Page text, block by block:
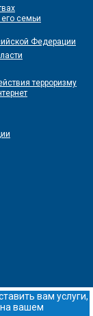
семьи
Федерации
терроризму
вам услуги,
вашем